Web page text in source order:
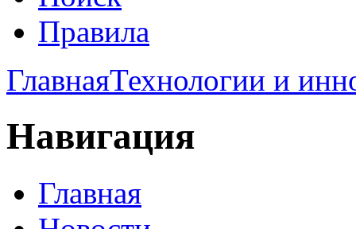
Правила
ГлавнаяТехнологии и
Навигация
Главная